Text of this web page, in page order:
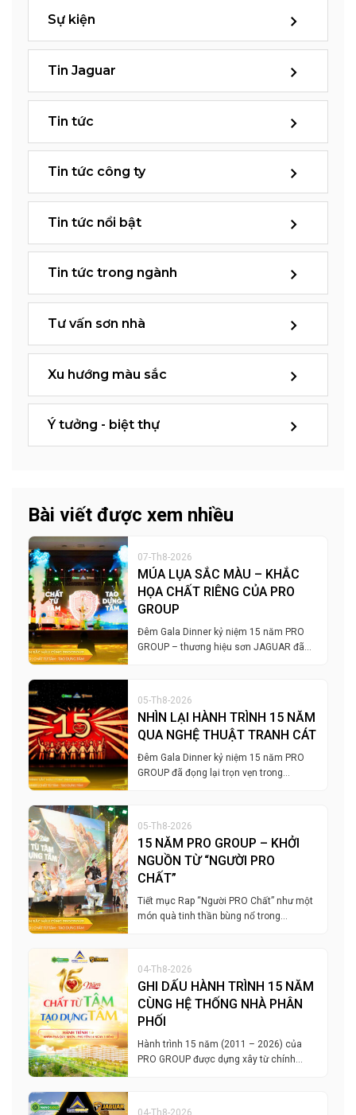
Sự kiện
Tin Jaguar
Tin tức
Tin tức công ty
Tin tức nổi bật
Tin tức trong ngành
Tư vấn sơn nhà
Xu hướng màu sắc
Ý tưởng - biệt thự
Bài viết được xem nhiều
07-Th8-2026
MÚA LỤA SẮC MÀU – KHẮC
HỌA CHẤT RIÊNG CỦA PRO
GROUP
Đêm Gala Dinner kỷ niệm 15 năm PRO
GROUP – thương hiệu sơn JAGUAR đã…
05-Th8-2026
NHÌN LẠI HÀNH TRÌNH 15 NĂM
QUA NGHỆ THUẬT TRANH CÁT
Đêm Gala Dinner kỷ niệm 15 năm PRO
GROUP đã đọng lại trọn vẹn trong…
05-Th8-2026
15 NĂM PRO GROUP – KHỞI
NGUỒN TỪ “NGƯỜI PRO
CHẤT”
Tiết mục Rap “Người PRO Chất” như một
món quà tinh thần bùng nổ trong…
04-Th8-2026
GHI DẤU HÀNH TRÌNH 15 NĂM
CÙNG HỆ THỐNG NHÀ PHÂN
PHỐI
Hành trình 15 năm (2011 – 2026) của
PRO GROUP được dựng xây từ chính…
04-Th8-2026